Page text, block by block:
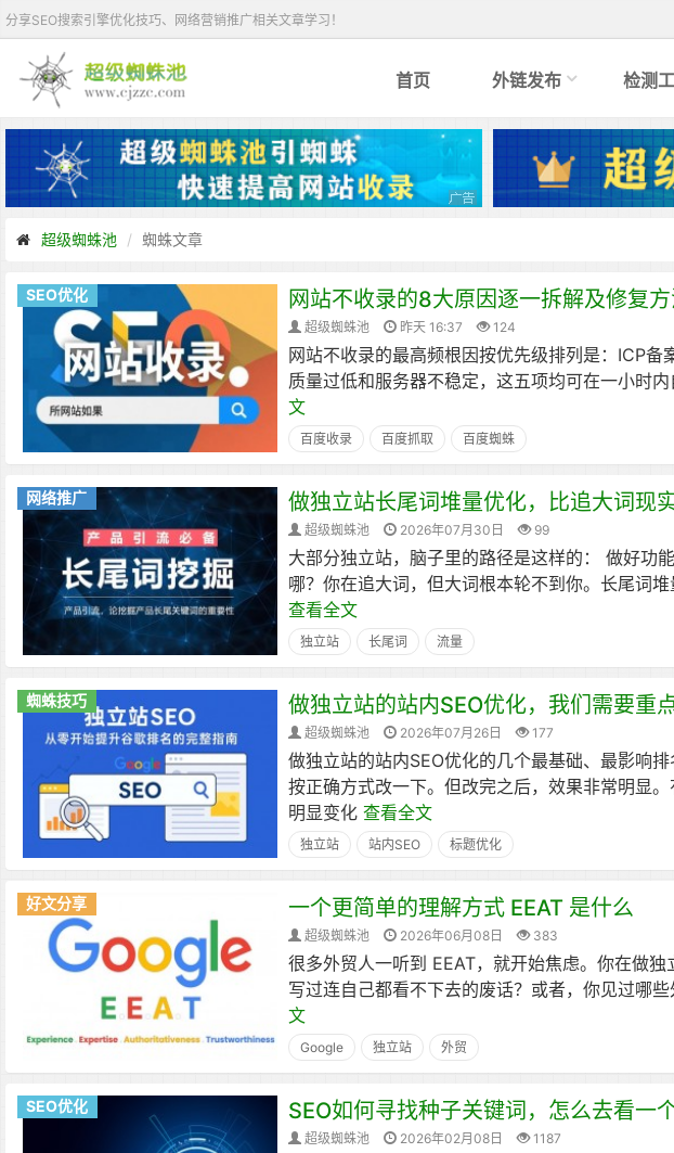
分享SEO搜索引擎优化技巧、网络营销推广相关文章学习！
首页 外链发布 检测
超级蜘蛛池 蜘蛛文章
SEO优化 网站不收录的8大原因逐一拆解及修复
超级蜘蛛池 昨天 16:37 124
网站不收录的最高频根因按优先级排列是：ICP
质量过低和服务器不稳定，这五项均可在一小时
文
百度收录 百度抓取 百度蜘蛛
网络推广 做独立站长尾词堆量优化，比追大词现
超级蜘蛛池 2026年07月30日 99
大部分独立站，脑子里的路径是这样的： 做好
哪？你在追大词，但大词根本轮不到你。长尾词
查看全文
独立站 长尾词 流量
蜘蛛技巧 做独立站的站内SEO优化，我们需要重
超级蜘蛛池 2026年07月26日 177
做独立站的站内SEO优化的几个最基础、最影响
按正确方式改一下。但改完之后，效果非常明显
明显变化查看全文
独立站 站内SEO 标题优化
好文分享 一个更简单的理解方式 EEAT 是什么
超级蜘蛛池 2026年06月08日 383
很多外贸人一听到 EEAT，就开始焦虑。你在做独
写过连自己都看不下去的废话？或者，你见过哪
文
Google 独立站 外贸
SEO优化 SEO如何寻找种子关键词，怎么去看一
超级蜘蛛池 2026年02月08日 1187